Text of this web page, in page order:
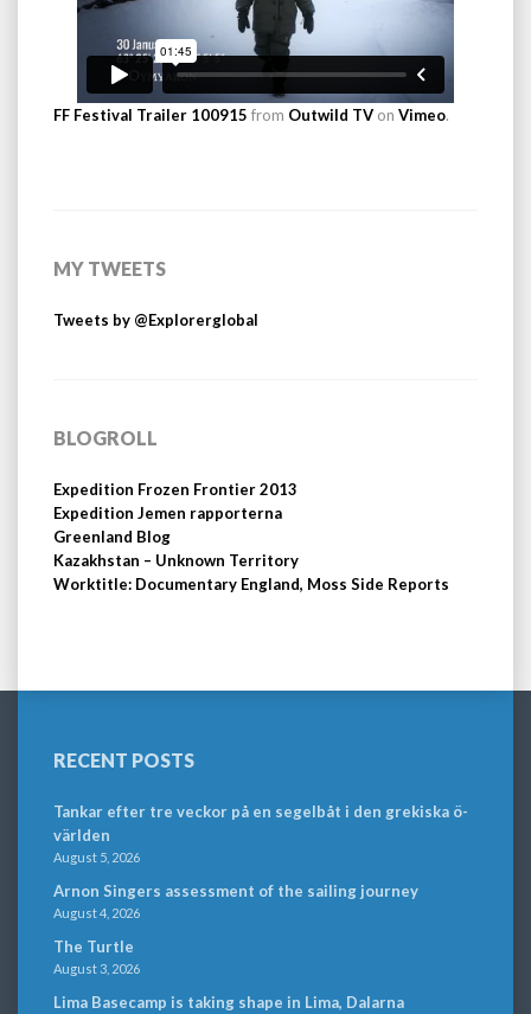
FF Festival Trailer 100915 from Outwild TV on Vimeo.
MY TWEETS
Tweets by @Explorerglobal
BLOGROLL
Expedition Frozen Frontier 2013
Expedition Jemen rapporterna
Greenland Blog
Kazakhstan – Unknown Territory
Worktitle: Documentary England, Moss Side Reports
RECENT POSTS
Tankar efter tre veckor på en segelbåt i den grekiska ö-
världen
August 5, 2026
Arnon Singers assessment of the sailing journey
August 4, 2026
The Turtle
August 3, 2026
Lima Basecamp is taking shape in Lima, Dalarna